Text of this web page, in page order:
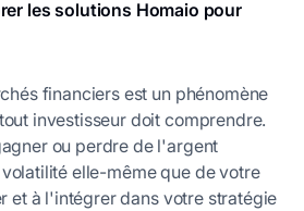
les solutions Homaio pour
financiers est un phénomène
investisseur doit comprendre.
ou perdre de l'argent
elle-même que de votre
et à l'intégrer dans votre stratégie